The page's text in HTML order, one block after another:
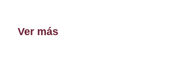
Ver más